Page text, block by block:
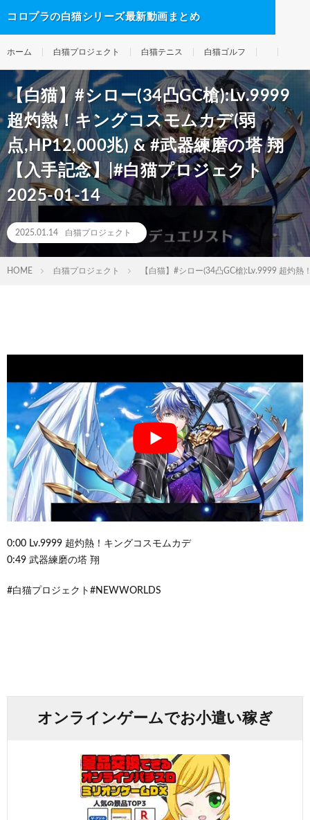
コロプラの白猫シリーズ最新動画まとめ
ホーム 白猫プロジェクト 白猫テニス 白猫ゴルフ
【白猫】#シロー(34凸GC槍):Lv.9999
超灼熱！キングコスモムカデ(弱
点,HP12,000兆) & #武器練磨の塔 翔
【入手記念】|#白猫プロジェクト
2025-01-14
2025.01.14 白猫プロジェクト
HOME 白猫プロジェクト 【白猫】#シロー(34凸GC槍):Lv.9999 超灼
0:00 Lv.9999 超灼熱！キングコスモムカデ
0:49 武器練磨の塔 翔
#白猫プロジェクト#NEWWORLDS
オンラインゲームでお小遣い稼ぎ